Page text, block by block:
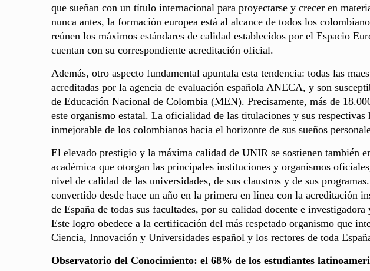
que sueñan con un título internacional para proyectarse y crecer en
nunca antes, la formación europea está al alcance de todos los
reúnen los máximos estándares de calidad establecidos por el Espacio
cuentan con su correspondiente acreditación oficial.
Además, otro aspecto fundamental apuntala esta tendencia: todas las
acreditadas por la agencia de evaluación española ANECA, y son
de Educación Nacional de Colombia (MEN). Precisamente, más de
este organismo estatal. La oficialidad de las titulaciones y sus
inmejorable de los colombianos hacia el horizonte de sus sueños
El elevado prestigio y la máxima calidad de UNIR se sostienen también
académica que otorgan las principales instituciones y organismos
nivel de calidad de las universidades, de sus claustros y de sus
convertido desde hace un año en la primera en línea con la acreditación
de España de todas sus facultades, por su calidad docente e
Este logro obedece a la certificación del más respetado organismo que
Ciencia, Innovación y Universidades español y los rectores de toda
Observatorio del Conocimiento: el 68% de los estudiantes